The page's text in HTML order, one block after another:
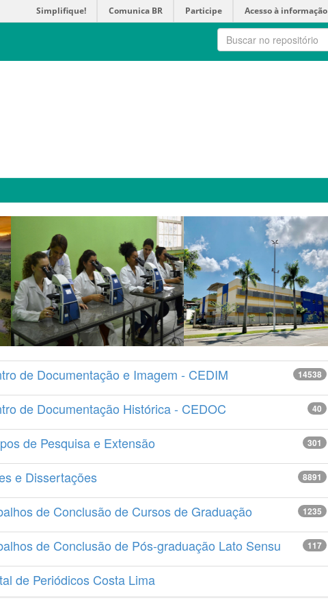
Simplifique! Comunica BR Participe Acesso à informação
de Documentação e Imagem - CEDIM 14538
de Documentação Histórica - CEDOC 40
de Pesquisa e Extensão 301
e Dissertações 8891
de Conclusão de Cursos de Graduação 1235
de Conclusão de Pós-graduação Lato Sensu 117
de Periódicos Costa Lima